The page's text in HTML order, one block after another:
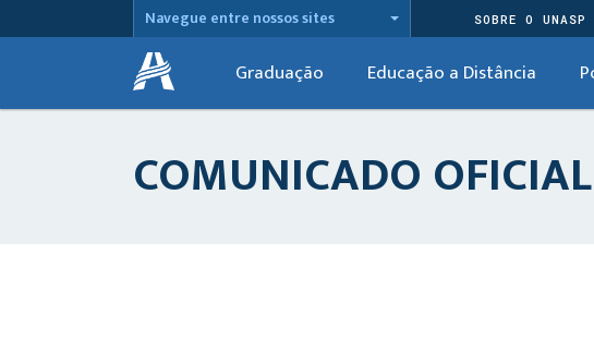
Navegue entre nossos sites SOBRE O UNASP
Graduação Educação a Distância
COMUNICADO